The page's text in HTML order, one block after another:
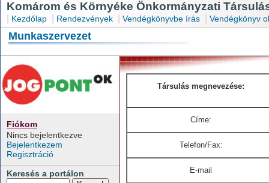
Komárom és Környéke Önkormányzati
Kezdőlap Rendezvények Vendégkönyvbe írás Vendégkönyv
Munkaszervezet
Fiókom
Nincs bejelentkezve
Bejelentkezem
Regisztráció
Keresés a portálon
Társulás megnevezése:
Címe:
Telefon/Fax:
E-mail